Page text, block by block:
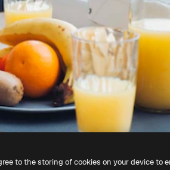
to the storing of cookies on your device to